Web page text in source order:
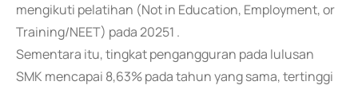
mengikuti pelatihan (Not in Education, Employment, or
Training/NEET) pada 20251 .
Sementara itu, tingkat pengangguran pada lulusan
SMK mencapai 8,63% pada tahun yang sama, tertinggi